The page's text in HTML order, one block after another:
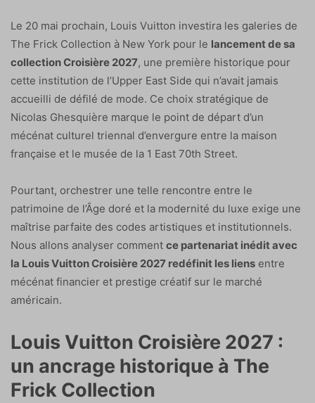
Le 20 mai prochain, Louis Vuitton investira les galeries de
The Frick Collection à New York pour le lancement de sa
collection Croisière 2027, une première historique pour
cette institution de l’Upper East Side qui n’avait jamais
accueilli de défilé de mode. Ce choix stratégique de
Nicolas Ghesquière marque le point de départ d’un
mécénat culturel triennal d’envergure entre la maison
française et le musée de la 1 East 70th Street.
Pourtant, orchestrer une telle rencontre entre le
patrimoine de l’Âge doré et la modernité du luxe exige une
maîtrise parfaite des codes artistiques et institutionnels.
Nous allons analyser comment ce partenariat inédit avec
la Louis Vuitton Croisière 2027 redéfinit les liens entre
mécénat financier et prestige créatif sur le marché
américain.
Louis Vuitton Croisière 2027 :
un ancrage historique à The
Frick Collection